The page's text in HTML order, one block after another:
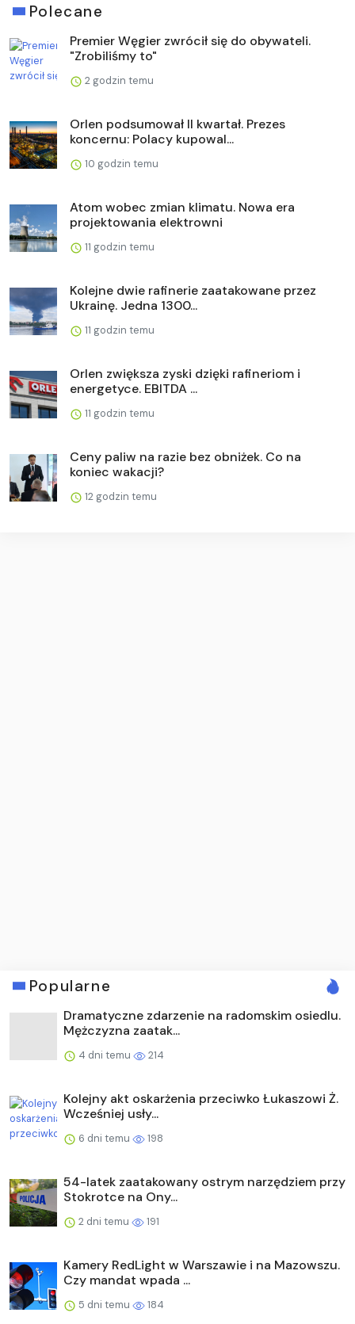
Polecane
Premier Węgier zwrócił się do obywateli.
"Zrobiliśmy to"
2 godzin temu
Orlen podsumował II kwartał. Prezes
koncernu: Polacy kupowal...
10 godzin temu
Atom wobec zmian klimatu. Nowa era
projektowania elektrowni
11 godzin temu
Kolejne dwie rafinerie zaatakowane przez
Ukrainę. Jedna 1300...
11 godzin temu
Orlen zwiększa zyski dzięki rafineriom i
energetyce. EBITDA ...
11 godzin temu
Ceny paliw na razie bez obniżek. Co na
koniec wakacji?
12 godzin temu
Popularne
Dramatyczne zdarzenie na radomskim osiedlu.
Mężczyzna zaatak...
4 dni temu 214
Kolejny akt oskarżenia przeciwko Łukaszowi Ż.
Wcześniej usły...
6 dni temu 198
54-latek zaatakowany ostrym narzędziem przy
Stokrotce na Ony...
2 dni temu 191
Kamery RedLight w Warszawie i na Mazowszu.
Czy mandat wpada ...
5 dni temu 184